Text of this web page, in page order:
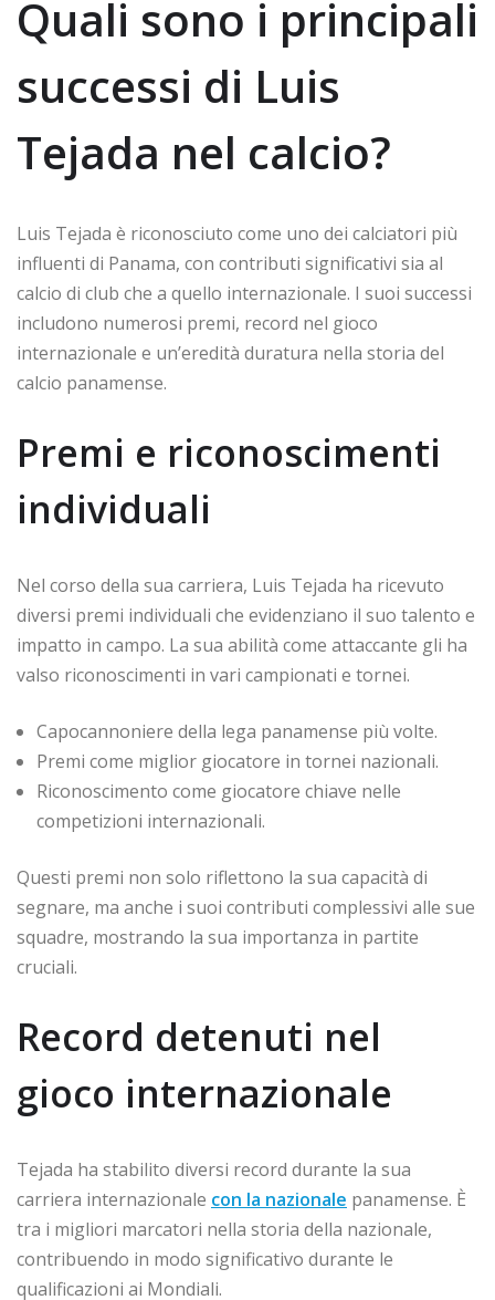
Quali sono i principali
successi di Luis
Tejada nel calcio?
Luis Tejada è riconosciuto come uno dei calciatori più
influenti di Panama, con contributi significativi sia al
calcio di club che a quello internazionale. I suoi successi
includono numerosi premi, record nel gioco
internazionale e un’eredità duratura nella storia del
calcio panamense.
Premi e riconoscimenti
individuali
Nel corso della sua carriera, Luis Tejada ha ricevuto
diversi premi individuali che evidenziano il suo talento e
impatto in campo. La sua abilità come attaccante gli ha
valso riconoscimenti in vari campionati e tornei.
Capocannoniere della lega panamense più volte.
Premi come miglior giocatore in tornei nazionali.
Riconoscimento come giocatore chiave nelle
competizioni internazionali.
Questi premi non solo riflettono la sua capacità di
segnare, ma anche i suoi contributi complessivi alle sue
squadre, mostrando la sua importanza in partite
cruciali.
Record detenuti nel
gioco internazionale
Tejada ha stabilito diversi record durante la sua
carriera internazionale con la nazionale panamense. È
tra i migliori marcatori nella storia della nazionale,
contribuendo in modo significativo durante le
qualificazioni ai Mondiali.